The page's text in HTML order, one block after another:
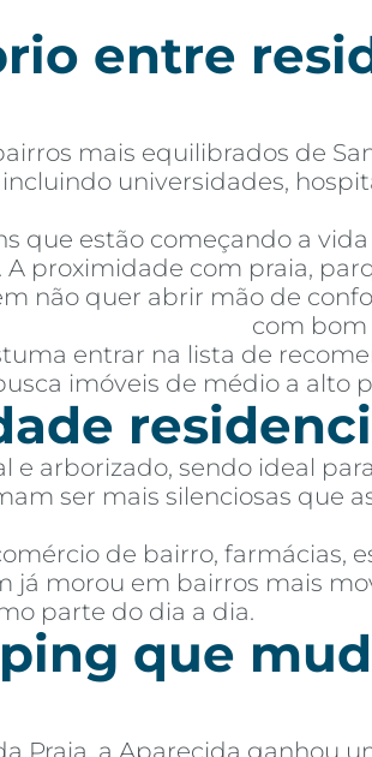
entre
mais equilibrados de
universidades,
que estão começando a
proximidade com praia,
não quer abrir mão de
com bom
entrar na lista de
imóveis de médio a alto
arborizado, sendo ideal
ser mais silenciosas que
de bairro, farmácias,
já morou em bairros mais
parte do dia a dia.
que
Praia, a Aparecida ganhou